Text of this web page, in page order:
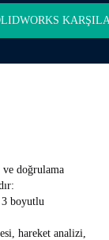
doğrulama
boyutlu
hareket analizi,